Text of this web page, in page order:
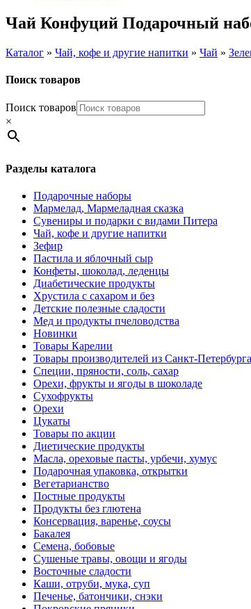
Чай Конфуций Подарочный
Каталог » Чай, кофе и другие напитки » Чай »
Поиск товаров
Поиск товаров
×
Разделы каталога
Подарочные наборы
Мармелад, Мармеладная сказка
Сувениры и подарки с видами Питера
Чай, кофе и другие напитки
Зефир
Пастила и яблочный сыр
Конфеты, шоколад, леденцы
Диабетические продукты
Хрустила с сахаром и без
Детские полезные сладости
Мед и продукты пчеловодства
Новинки
Товары Карелии
Товары производителей из Санкт-Петербурга
Специи, пряности, соль, сахар
Орехи, фрукты и ягоды в шоколаде
Сухофрукты
Орехи
Цукаты
Товары по акции
Диетические продукты
Масла, ореховые пасты, урбечи, хумус
Подарочная упаковка, открытки
Вегетарианство
Постные продукты
Продукты без глютена
Консервация, варенье, соусы
Бакалея
Семена, бобовые
Сушеные травы, овощи и ягоды
Восточные сладости
Каши, отруби, мука, суп
Печенье, батончики, снэки